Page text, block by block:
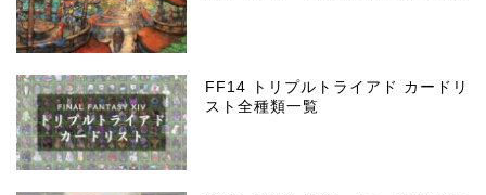
FF14 トリプルトライアド カードリ
スト全種類一覧